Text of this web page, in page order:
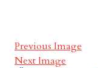
Previous Image
Next Image